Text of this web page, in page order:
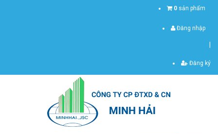
0 sản phẩm
Đăng nhập
Đăng ký